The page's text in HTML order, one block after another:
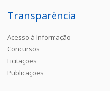
Transparência
Acesso à Informação
Concursos
Licitações
Publicações